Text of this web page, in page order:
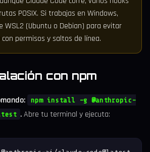
POSIX. Si trabajas en Windows,
WSL2 (Ubuntu o Debian) para evitar
permisos y saltos de línea.
con npm
npm install -g @anthropic-
.Abre tu terminal y ejecuta: